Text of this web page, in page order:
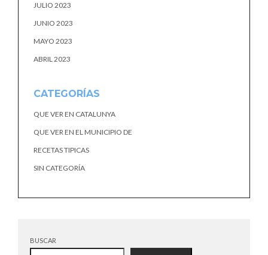
JULIO 2023
JUNIO 2023
MAYO 2023
ABRIL 2023
CATEGORÍAS
QUE VER EN CATALUNYA
QUE VER EN EL MUNICIPIO DE
RECETAS TIPICAS
SIN CATEGORÍA
BUSCAR